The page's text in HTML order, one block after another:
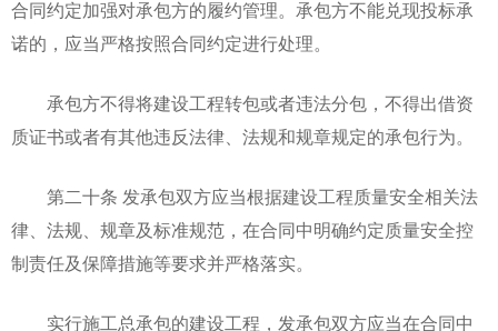
合同约定加强对承包方的履约管理。承包方不能兑现投标承
诺的，应当严格按照合同约定进行处理。
承包方不得将建设工程转包或者违法分包，不得出借资
质证书或者有其他违反法律、法规和规章规定的承包行为。
第二十条 发承包双方应当根据建设工程质量安全相关法
律、法规、规章及标准规范，在合同中明确约定质量安全控
制责任及保障措施等要求并严格落实。
实行施工总承包的建设工程，发承包双方应当在合同中